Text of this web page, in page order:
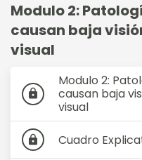
Modulo 2:
causan baja
visual
lock
Modulo 2:
causan baja
visual
lock Cuadro